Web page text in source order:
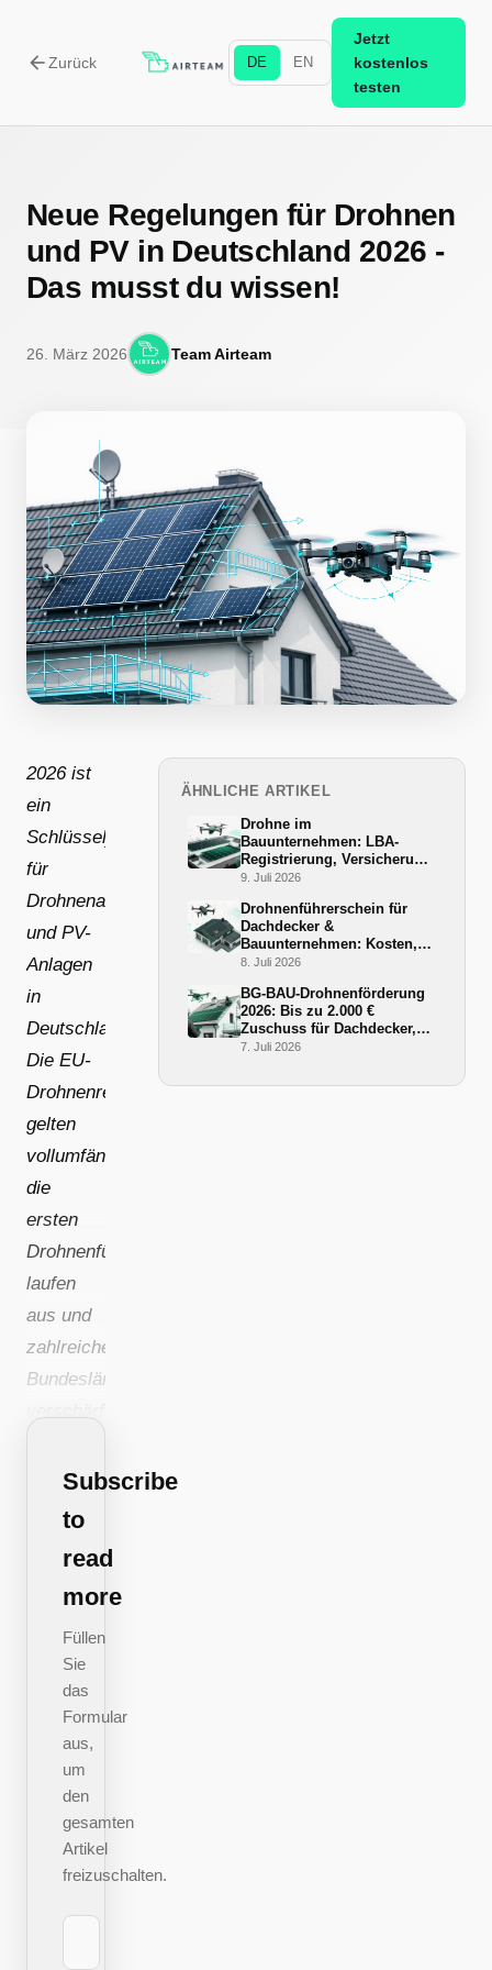
arrow_backZurück DE EN
Jetzt
kostenlos
testen
Neue Regelungen für Drohnen
und PV in Deutschland 2026 -
Das musst du wissen!
26. März 2026 Team Airteam
2026 ist
ein
Schlüsseljahr
für
Drohnenaufnahmen
und PV-
Anlagen
in
Deutschland:
Die EU-
Drohnenregeln
gelten
vollumfänglich,
die
ersten
Drohnenführerscheine
laufen
aus und
zahlreiche
Bundesländer
Solardachpflicht.
Überblick
erfährst
kompakt
praxisnah,
private
Flüge,
Drohneneinsätze
Subscribe
to
read
more
Füllen
Sie
das
Formular
aus,
um
den
gesamten
Artikel
freizuschalten.
ÄHNLICHE ARTIKEL
Drohne im
Bauunternehmen: LBA-
Registrierung, Versicherung
und BG-BAU-Förderung
9. Juli 2026
Drohnenführerschein für
Dachdecker &
Bauunternehmen: Kosten,
Ablauf und BG-BAU-
8. Juli 2026
BG-BAU-Drohnenförderung
2026: Bis zu 2.000 €
Zuschuss für Dachdecker,
Zimmerer und Gerüstbauer
7. Juli 2026